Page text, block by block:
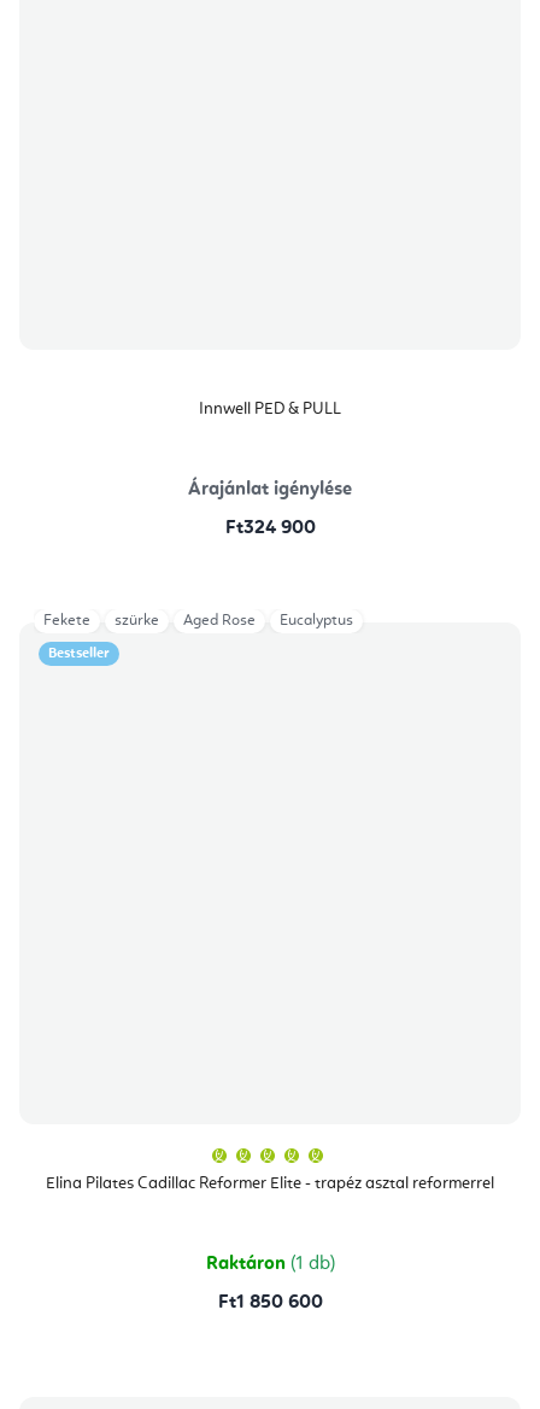
Innwell PED & PULL
Árajánlat igénylése
Ft324 900
Bestseller
Elina Pilates Cadillac Reformer Elite - trapéz asztal reformerrel
átlagos
értékelése
csillag.
Raktáron (1 db)
Ft1 850 600
Fekete szürke Aged Rose Eucalyptus